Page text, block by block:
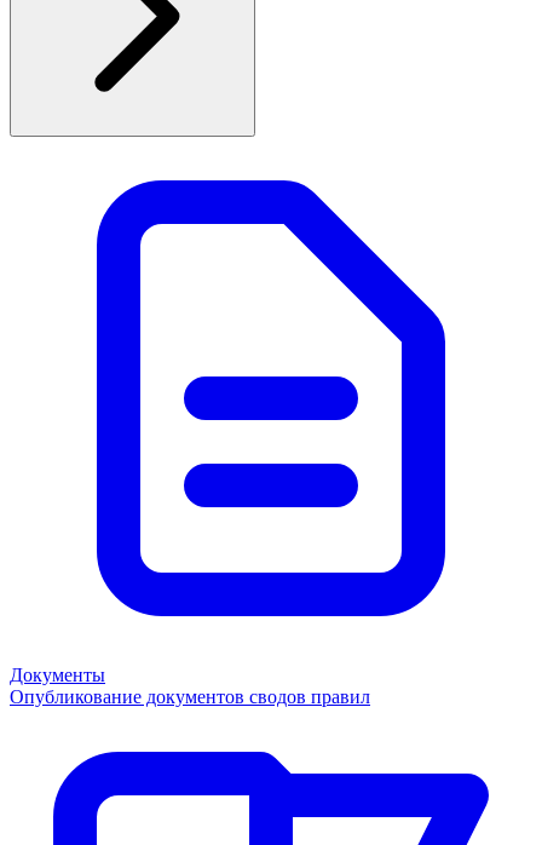
Документы
Опубликование документов сводов правил